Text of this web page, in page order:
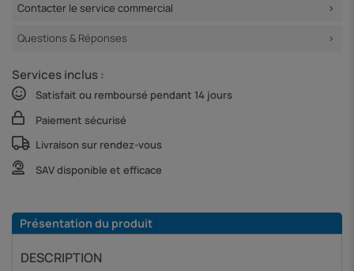
Contacter le service commercial
Questions & Réponses
Services inclus :
Satisfait ou remboursé pendant 14 jours
Paiement sécurisé
Livraison sur rendez-vous
SAV disponible et efficace
Présentation du produit
DESCRIPTION